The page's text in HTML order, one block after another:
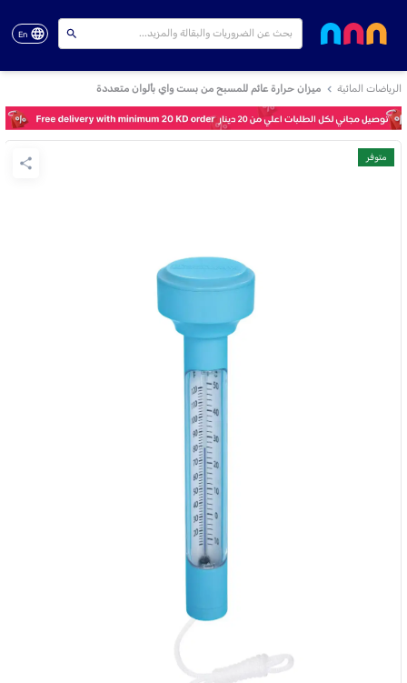
En
الرياضات المائية ميزان حرارة عائم للمسبح من بست واي بألوان متعددة
متوفر